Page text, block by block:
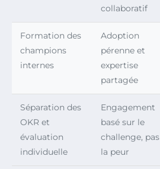
collaboratif
Formation des
champions
internes
Adoption
pérenne et
expertise
partagée
Séparation des
OKR et
évaluation
individuelle
Engagement
basé sur le
challenge, pas
la peur